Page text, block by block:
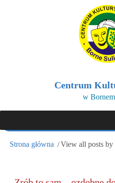
Centrum
w
Strona główna View all posts by